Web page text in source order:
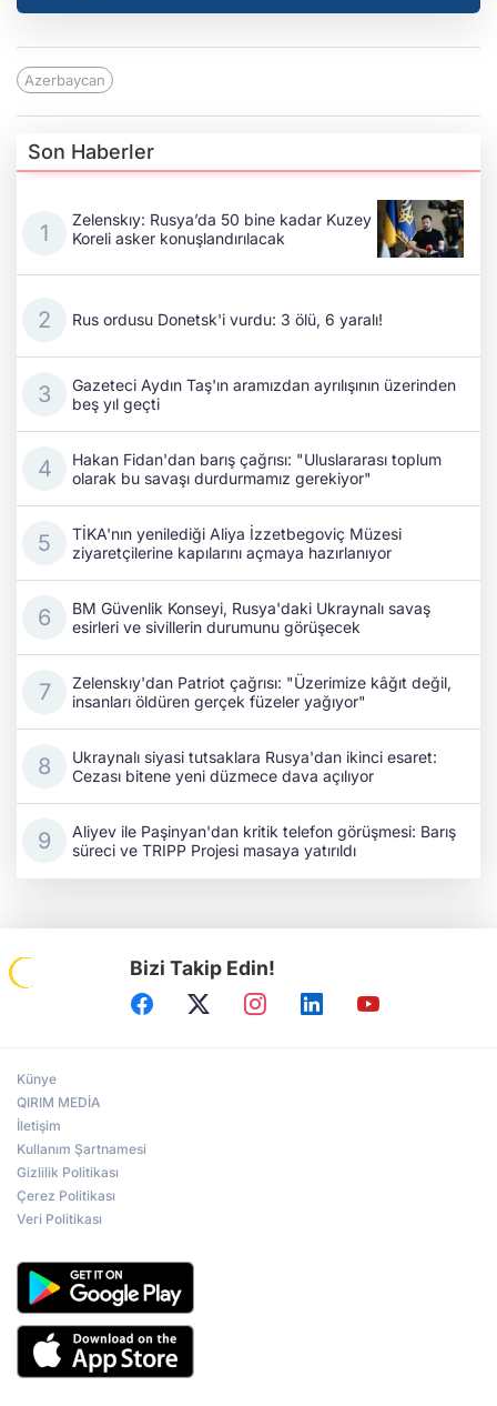
Azerbaycan
Son Haberler
Zelenskıy: Rusya’da 50 bine kadar Kuzey
Koreli asker konuşlandırılacak
Rus ordusu Donetsk'i vurdu: 3 ölü, 6 yaralı!
Gazeteci Aydın Taş'ın aramızdan ayrılışının üzerinden
beş yıl geçti
Hakan Fidan'dan barış çağrısı: "Uluslararası toplum
olarak bu savaşı durdurmamız gerekiyor"
TİKA'nın yenilediği Aliya İzzetbegoviç Müzesi
ziyaretçilerine kapılarını açmaya hazırlanıyor
BM Güvenlik Konseyi, Rusya'daki Ukraynalı savaş
esirleri ve sivillerin durumunu görüşecek
Zelenskıy'dan Patriot çağrısı: "Üzerimize kâğıt değil,
insanları öldüren gerçek füzeler yağıyor"
Ukraynalı siyasi tutsaklara Rusya'dan ikinci esaret:
Cezası bitene yeni düzmece dava açılıyor
Aliyev ile Paşinyan'dan kritik telefon görüşmesi: Barış
süreci ve TRIPP Projesi masaya yatırıldı
Bizi Takip Edin!
Künye
QIRIM MEDİA
İletişim
Kullanım Şartnamesi
Gizlilik Politikası
Çerez Politikası
Veri Politikası